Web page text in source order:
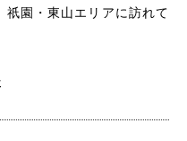
園・東山エリアに訪れて